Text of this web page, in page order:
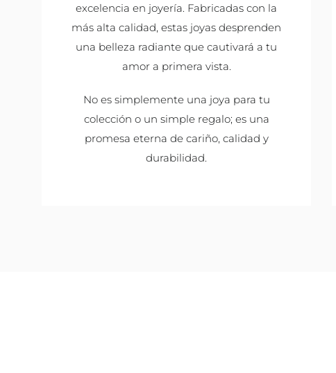
excelencia en joyería. Fabricadas con la
más alta calidad, estas joyas desprenden
una belleza radiante que cautivará a tu
amor a primera vista.
No es simplemente una joya para tu
colección o un simple regalo; es una
promesa eterna de cariño, calidad y
durabilidad.